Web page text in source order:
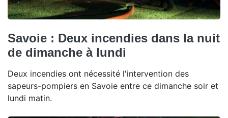
Savoie : Deux incendies dans la nuit
de dimanche à lundi
Deux incendies ont nécessité l'intervention des
sapeurs-pompiers en Savoie entre ce dimanche soir et
lundi matin.